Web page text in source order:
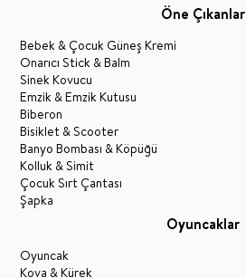
Öne Çıkanlar
Bebek & Çocuk Güneş Kremi
Onarıcı Stick & Balm
Sinek Kovucu
Emzik & Emzik Kutusu
Biberon
Bisiklet & Scooter
Banyo Bombası & Köpüğü
Kolluk & Simit
Çocuk Sırt Çantası
Şapka
Oyuncaklar
Oyuncak
Kova & Kürek